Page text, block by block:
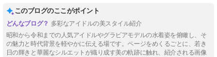
このブログのここがポイント
多彩なアイドルの美スタイル紹介
昭和から令和までの人気アイドルやグラビアモデルの水着姿を俯瞰し、そ
の魅力と時代背景を軽やかに伝える場です。ページをめくるごとに、若き
日の輝きと華麗なシルエットが織り成す美の軌跡に触れ、紹介される画像